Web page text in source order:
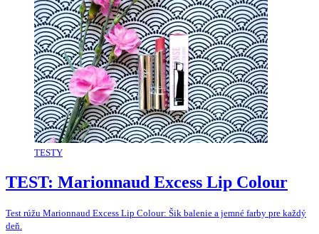
TESTY
TEST: Marionnaud Excess Lip Colour
Test rúžu Marionnaud Excess Lip Colour: Šik balenie a jemné farby pre každý
deň.